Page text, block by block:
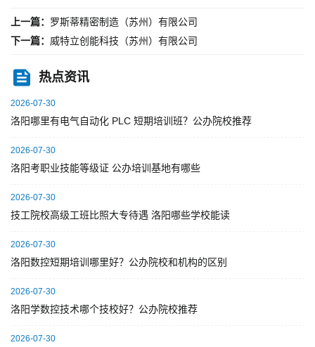
上一篇： 罗斯蒂精密制造（苏州）有限公司
下一篇： 威特立创能科技（苏州）有限公司
热点资讯
2026-07-30
洛阳哪里有电气自动化 PLC 短期培训班？公办院校推荐
2026-07-30
洛阳考职业技能等级证 公办培训基地有哪些
2026-07-30
技工院校高级工班比照大专待遇 洛阳哪些学校能读
2026-07-30
洛阳数控短期培训哪里好？公办院校和机构的区别
2026-07-30
洛阳学数控技术哪个技校好？公办院校推荐
2026-07-30